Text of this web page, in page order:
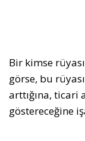
Bir kimse
görse, bu
arttığına, ticari
göstereceğine